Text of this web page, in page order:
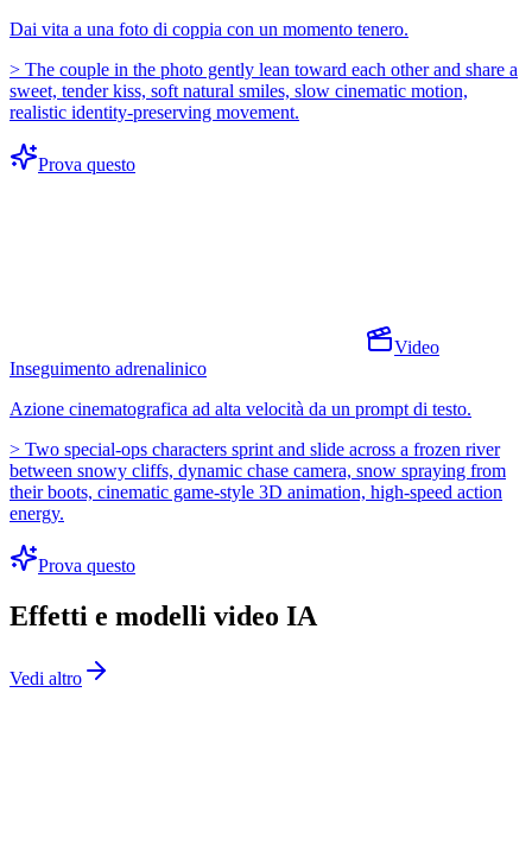
Dai vita a una foto di coppia con un momento tenero.
> The couple in the photo gently lean toward each other and share a
sweet, tender kiss, soft natural smiles, slow cinematic motion,
realistic identity-preserving movement.
Prova questo
Video
Inseguimento adrenalinico
Azione cinematografica ad alta velocità da un prompt di testo.
> Two special-ops characters sprint and slide across a frozen river
between snowy cliffs, dynamic chase camera, snow spraying from
their boots, cinematic game-style 3D animation, high-speed action
energy.
Prova questo
Effetti e modelli video IA
Vedi altro